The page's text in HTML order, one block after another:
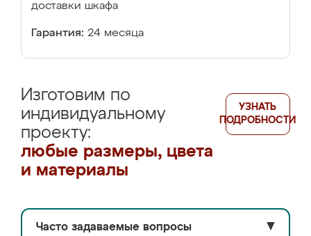
доставки шкафа
Гарантия: 24 месяца
Изготовим по
индивидуальному
проекту:
любые размеры, цвета
и материалы
УЗНАТЬ
ПОДРОБНОСТИ
Часто задаваемые вопросы ▼